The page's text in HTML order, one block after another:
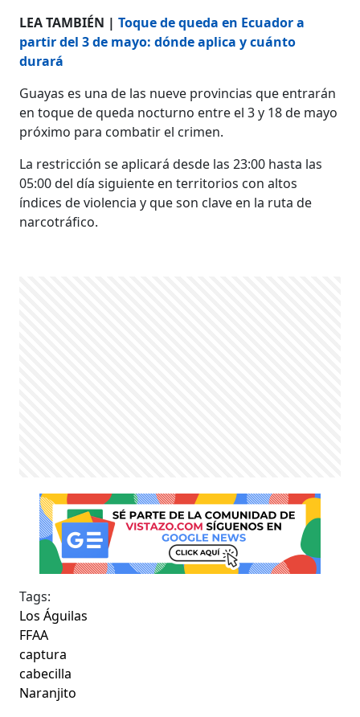
LEA TAMBIÉN |Toque de queda en Ecuador a
partir del 3 de mayo: dónde aplica y cuánto
durará
Guayas es una de las nueve provincias que entrarán
en toque de queda nocturno entre el 3 y 18 de mayo
próximo para combatir el crimen.
La restricción se aplicará desde las 23:00 hasta las
05:00 del día siguiente en territorios con altos
índices de violencia y que son clave en la ruta de
narcotráfico.
Tags:
Los Águilas
FFAA
captura
cabecilla
Naranjito